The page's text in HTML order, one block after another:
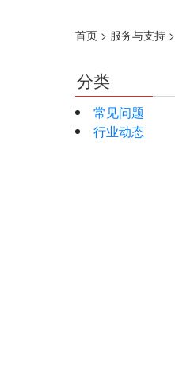
首页> 服务与支持>
分类
常见问题
行业动态